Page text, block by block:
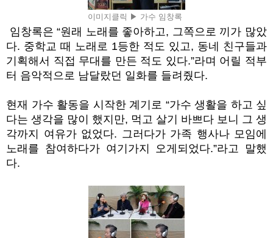
이미지클릭 ▶ 가수 임창록
임창록은 “원래 노래를 좋아하고, 그쪽으로 끼가 많았
다. 중학교 때 노래로 1등한 적도 있고, 동네 친구들과
기획해서 직접 무대를 만든 적도 있다.”라며 어릴 적부
터 음악적으로 남달랐던 일화를 들려줬다.
현재 가수 활동을 시작한 계기로 “가수 생활을 하고 싶
다는 생각을 많이 했지만, 먹고 살기 바쁘다 보니 그 생
각까지 여유가 없었다. 그러다가 가족 행사나 모임에
노래를 참여하다가 여기가지 오게되었다.”라고 말했
다.